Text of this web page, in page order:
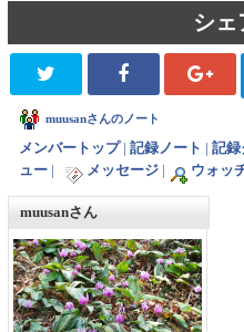
シェ
muusanさんのノート
メンバートップ| 記録ノート 記録
ュー
メッセージ ウォッ
muusanさん